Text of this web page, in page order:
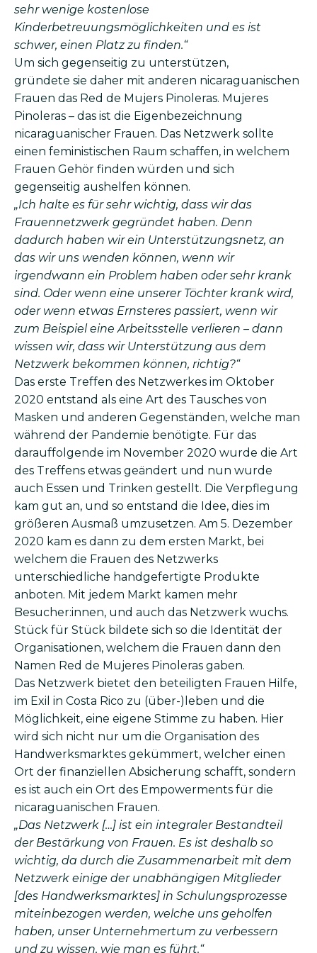
sehr wenige kostenlose
Kinderbetreuungsmöglichkeiten und es ist
schwer, einen Platz zu finden.“
Um sich gegenseitig zu unterstützen,
gründete sie daher mit anderen nicaraguanischen
Frauen das Red de Mujers Pinoleras. Mujeres
Pinoleras – das ist die Eigenbezeichnung
nicaraguanischer Frauen. Das Netzwerk sollte
einen feministischen Raum schaffen, in welchem
Frauen Gehör finden würden und sich
gegenseitig aushelfen können.
„Ich halte es für sehr wichtig, dass wir das
Frauennetzwerk gegründet haben. Denn
dadurch haben wir ein Unterstützungsnetz, an
das wir uns wenden können, wenn wir
irgendwann ein Problem haben oder sehr krank
sind. Oder wenn eine unserer Töchter krank wird,
oder wenn etwas Ernsteres passiert, wenn wir
zum Beispiel eine Arbeitsstelle verlieren – dann
wissen wir, dass wir Unterstützung aus dem
Netzwerk bekommen können, richtig?“
Das erste Treffen des Netzwerkes im Oktober
2020 entstand als eine Art des Tausches von
Masken und anderen Gegenständen, welche man
während der Pandemie benötigte. Für das
darauffolgende im November 2020 wurde die Art
des Treffens etwas geändert und nun wurde
auch Essen und Trinken gestellt. Die Verpflegung
kam gut an, und so entstand die Idee, dies im
größeren Ausmaß umzusetzen. Am 5. Dezember
2020 kam es dann zu dem ersten Markt, bei
welchem die Frauen des Netzwerks
unterschiedliche handgefertigte Produkte
anboten. Mit jedem Markt kamen mehr
Besucher:innen, und auch das Netzwerk wuchs.
Stück für Stück bildete sich so die Identität der
Organisationen, welchem die Frauen dann den
Namen Red de Mujeres Pinoleras gaben.
Das Netzwerk bietet den beteiligten Frauen Hilfe,
im Exil in Costa Rico zu (über-)leben und die
Möglichkeit, eine eigene Stimme zu haben. Hier
wird sich nicht nur um die Organisation des
Handwerksmarktes gekümmert, welcher einen
Ort der finanziellen Absicherung schafft, sondern
es ist auch ein Ort des Empowerments für die
nicaraguanischen Frauen.
„Das Netzwerk […] ist ein integraler Bestandteil
der Bestärkung von Frauen. Es ist deshalb so
wichtig, da durch die Zusammenarbeit mit dem
Netzwerk einige der unabhängigen Mitglieder
[des Handwerksmarktes] in Schulungsprozesse
miteinbezogen werden, welche uns geholfen
haben, unser Unternehmertum zu verbessern
und zu wissen, wie man es führt.“